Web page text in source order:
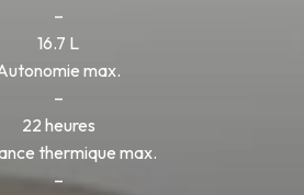
–
16.7 L
max.
–
22 heures
thermique max.
–